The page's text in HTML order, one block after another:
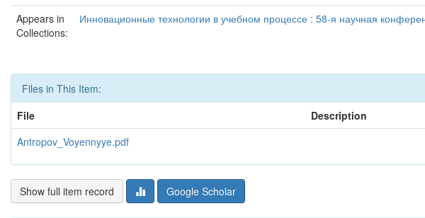
Appears in
Collections:
Инновационные технологии в учебном процессе : 58-я научная
Files in This Item:
File
Description
Antropov_Voyennyye.pdf
Show full item record Google Scholar